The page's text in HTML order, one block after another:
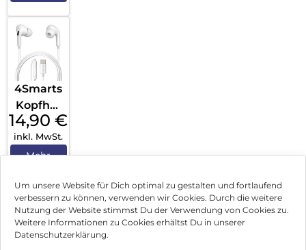
Um unsere Website für Dich optimal zu gestalten und fortlaufend
verbessern zu können, verwenden wir Cookies. Durch die weitere
Nutzung der Website stimmst Du der Verwendung von Cookies zu.
Weitere Informationen zu Cookies erhältst Du in unserer
Datenschutzerklärung.
4Smarts
Kopfhör
er
Melody
Digital
Weiß
14,90 €
inkl. MwSt.
Mehr
Impressum